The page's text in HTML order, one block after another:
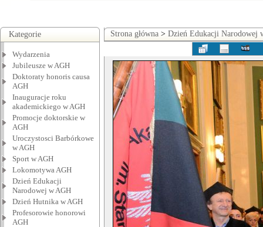
Kategorie
Wydarzenia
Jubileusze w AGH
Doktoraty honoris causa
AGH
Inauguracje roku
akademickiego w AGH
Promocje doktorskie w
AGH
Uroczystosci Barbórkowe
w AGH
Sport w AGH
Lokomotywa AGH
Dzień Edukacji
Narodowej w AGH
Dzień Hutnika w AGH
Profesorowie honorowi
AGH
Strona główna > Dzień Edukacji Narodowej